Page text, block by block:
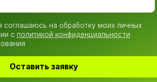
соглашаюсь на обработку моих личных
с политикой конфиденциальности
Оставить заявку